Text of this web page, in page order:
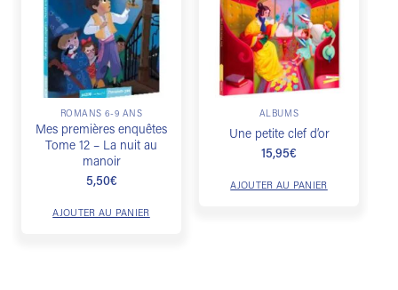
liste de
souhaits
ROMANS 6-9 ANS
Mes premières enquêtes
Tome 12 – La nuit au
manoir
5,50€
AJOUTER AU PANIER
liste de
souhaits
ALBUMS
Une petite clef d’or
15,95€
AJOUTER AU PANIER